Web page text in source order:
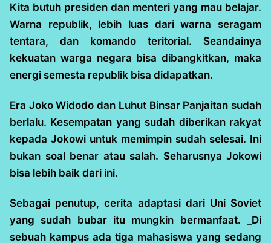
Kita butuh presiden dan menteri yang mau belajar.
Warna republik, lebih luas dari warna seragam
tentara, dan komando teritorial. Seandainya
kekuatan warga negara bisa dibangkitkan, maka
energi semesta republik bisa didapatkan.
Era Joko Widodo dan Luhut Binsar Panjaitan sudah
berlalu. Kesempatan yang sudah diberikan rakyat
kepada Jokowi untuk memimpin sudah selesai. Ini
bukan soal benar atau salah. Seharusnya Jokowi
bisa lebih baik dari ini.
Sebagai penutup, cerita adaptasi dari Uni Soviet
yang sudah bubar itu mungkin bermanfaat. _Di
sebuah kampus ada tiga mahasiswa yang sedang